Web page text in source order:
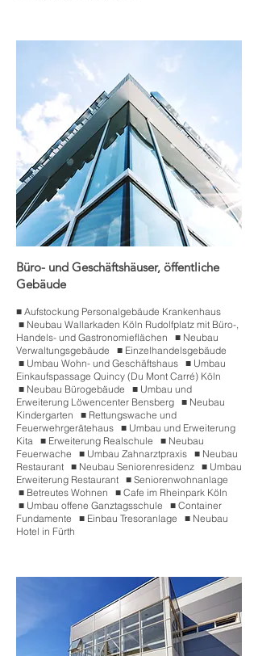
Büro- und Geschäftshäuser, öffentliche
Gebäude
■ Aufstockung Personalgebäude Krankenhaus
■ Neubau Wallarkaden Köln Rudolfplatz mit Büro-,
Handels- und Gastronomieflächen ■ Neubau
Verwaltungsgebäude ■ Einzelhandelsgebäude
■ Umbau Wohn- und Geschäftshaus ■ Umbau
Einkaufspassage Quincy (Du Mont Carré) Köln
■ Neubau Bürogebäude ■ Umbau und
Erweiterung Löwencenter Bensberg ■ Neubau
Kindergarten ■ Rettungswache und
Feuerwehrgerätehaus ■ Umbau und Erweiterung
Kita ■ Erweiterung Realschule ■ Neubau
Feuerwache ■ Umbau Zahnarztpraxis ■ Neubau
Restaurant ■ Neubau Seniorenresidenz ■ Umbau
Erweiterung Restaurant ■ Seniorenwohnanlage
■ Betreutes Wohnen ■ Cafe im Rheinpark Köln
■ Umbau offene Ganztagsschule ■ Container
Fundamente ■ Einbau Tresoranlage ■ Neubau
Hotel in Fürth